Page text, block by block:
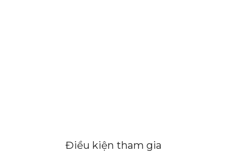
Điều kiện tham gia